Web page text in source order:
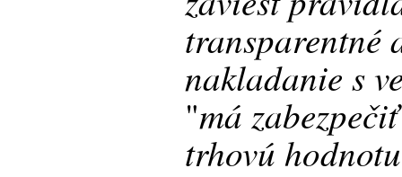
transparentné
nakladanie s
"má
trhovú hodnotu